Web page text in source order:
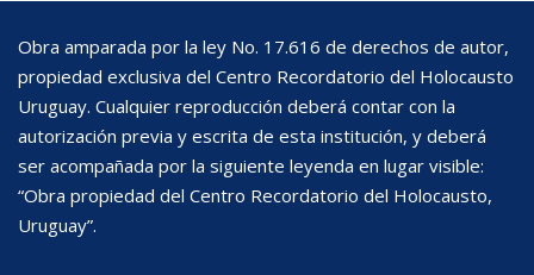
Obra amparada por la ley No. 17.616 de derechos de autor,
propiedad exclusiva del Centro Recordatorio del Holocausto
Uruguay. Cualquier reproducción deberá contar con la
autorización previa y escrita de esta institución, y deberá
ser acompañada por la siguiente leyenda en lugar visible:
“Obra propiedad del Centro Recordatorio del Holocausto,
Uruguay”.